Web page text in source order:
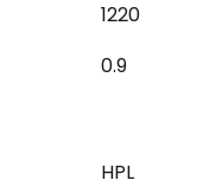
1220
0.9
HPL